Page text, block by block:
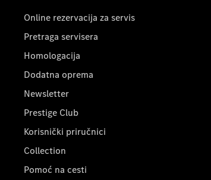
Online rezervacija za servis
Pretraga servisera
Homologacija
Dodatna oprema
Newsletter
Prestige Club
Korisnički priručnici
Collection
Pomoć na cesti